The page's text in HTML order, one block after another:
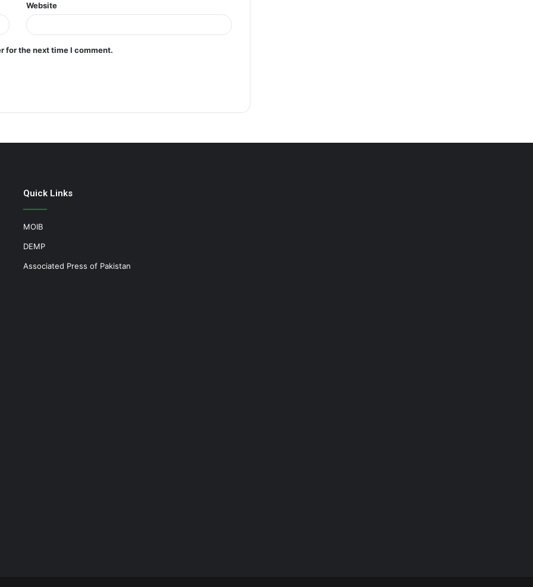
Website
for the next time I comment.
Quick Links
MOIB
DEMP
Associated Press of Pakistan